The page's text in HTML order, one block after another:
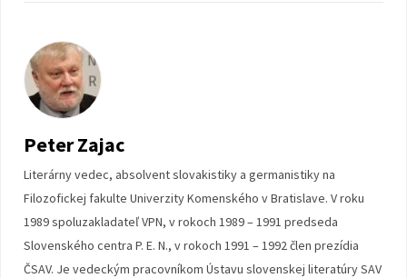
Peter Zajac
Literárny vedec, absolvent slovakistiky a germanistiky na
Filozofickej fakulte Univerzity Komenského v Bratislave. V roku
1989 spoluzakladateľ VPN, v rokoch 1989 – 1991 predseda
Slovenského centra P. E. N., v rokoch 1991 – 1992 člen prezídia
ČSAV. Je vedeckým pracovníkom Ústavu slovenskej literatúry SAV